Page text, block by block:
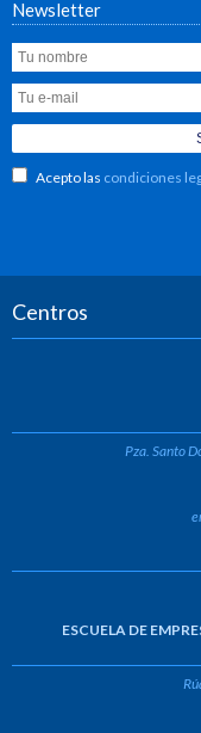
Newsletter
Acepto las condiciones
Centros
Pza. Santo
ESCUELA DE